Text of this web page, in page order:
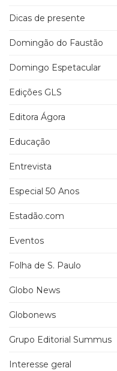
Dicas de presente
Domingão do Faustão
Domingo Espetacular
Edições GLS
Editora Ágora
Educação
Entrevista
Especial 50 Anos
Estadão.com
Eventos
Folha de S. Paulo
Globo News
Globonews
Grupo Editorial Summus
Interesse geral